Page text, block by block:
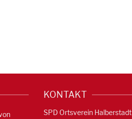
KONTAKT
SPD Ortsverein Halberstadt